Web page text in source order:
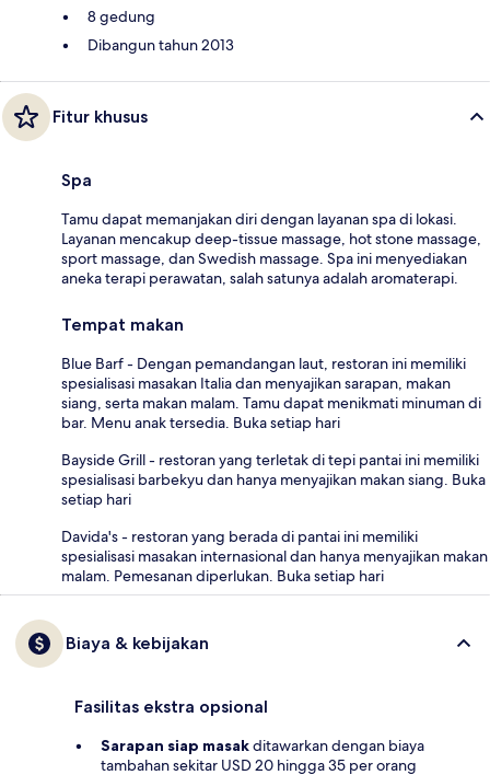
8 gedung
Dibangun tahun 2013
Fitur khusus
Spa
Tamu dapat memanjakan diri dengan layanan spa di lokasi.
Layanan mencakup deep-tissue massage, hot stone massage,
sport massage, dan Swedish massage. Spa ini menyediakan
aneka terapi perawatan, salah satunya adalah aromaterapi.
Tempat makan
Blue Barf - Dengan pemandangan laut, restoran ini memiliki
spesialisasi masakan Italia dan menyajikan sarapan, makan
siang, serta makan malam. Tamu dapat menikmati minuman di
bar. Menu anak tersedia. Buka setiap hari
Bayside Grill - restoran yang terletak di tepi pantai ini memiliki
spesialisasi barbekyu dan hanya menyajikan makan siang. Buka
setiap hari
Davida's - restoran yang berada di pantai ini memiliki
spesialisasi masakan internasional dan hanya menyajikan makan
malam. Pemesanan diperlukan. Buka setiap hari
Biaya & kebijakan
Fasilitas ekstra opsional
Sarapan siap masakditawarkan dengan biaya
tambahan sekitar USD 20 hingga 35 per orang